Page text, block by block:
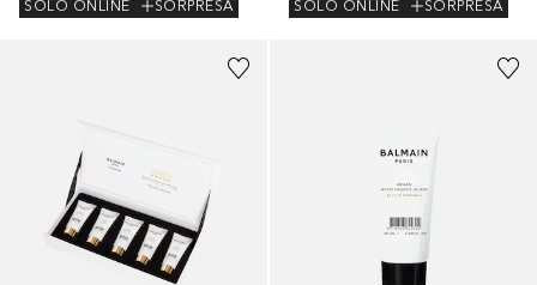
SOLO ONLINE
SORPRESA
SOLO ONLINE
SORPRESA